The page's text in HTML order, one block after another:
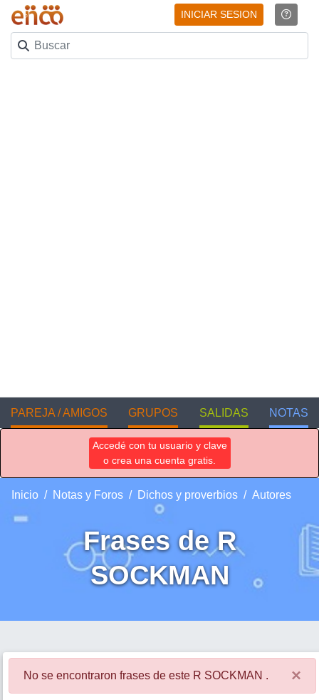
INICIAR SESION
PAREJA / AMIGOS GRUPOS SALIDAS NOTAS
Accedé con tu usuario y clave
o crea una cuenta gratis.
Inicio Notas y Foros Dichos y proverbios Autores
Frases de R
SOCKMAN
No se encontraron frases de este R SOCKMAN . ×